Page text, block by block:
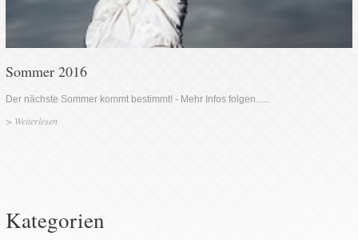
Sommer 2016
Der nächste Sommer kommt bestimmt! - Mehr Infos folgen......
> Weiterlesen
Kategorien